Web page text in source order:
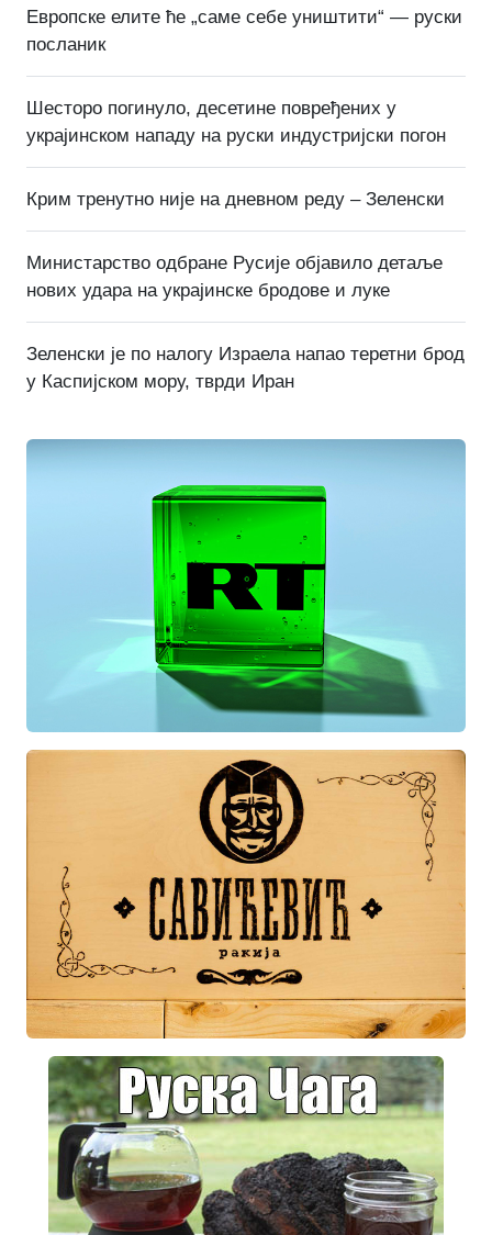
Европске елите ће „саме себе уништити“ — руски
посланик
Шесторо погинуло, десетине повређених у
украјинском нападу на руски индустријски погон
Крим тренутно није на дневном реду – Зеленски
Министарство одбране Русије објавило детаље
нових удара на украјинске бродове и луке
Зеленски је по налогу Израела напао теретни брод
у Каспијском мору, тврди Иран